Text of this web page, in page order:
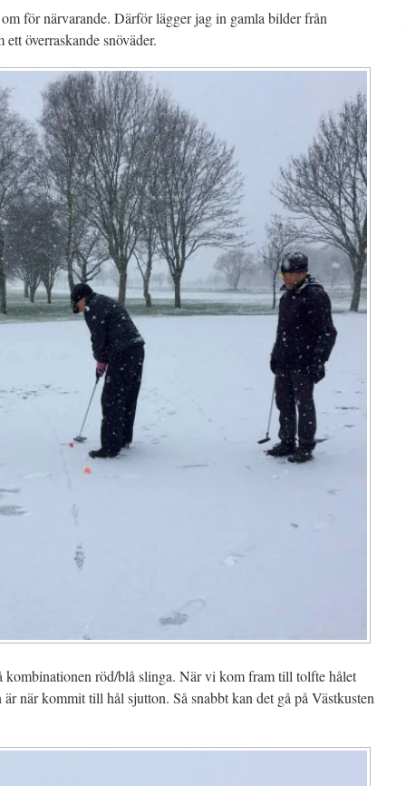
för närvarande. Därför lägger jag in gamla bilder från
överraskande snöväder.
kombinationen röd/blå slinga. När vi kom fram till tolfte hålet
när kommit till hål sjutton. Så snabbt kan det gå på Västkusten